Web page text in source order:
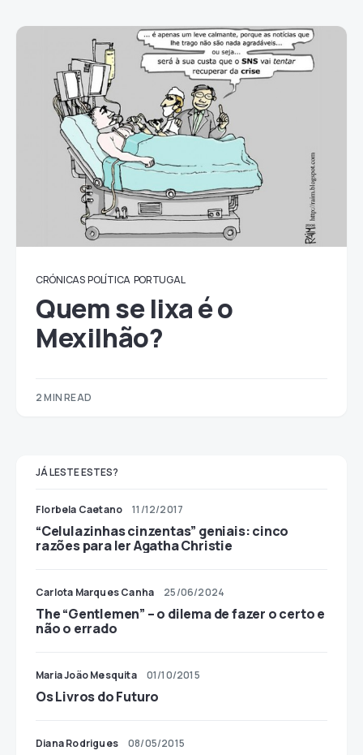
CRÓNICAS POLÍTICA PORTUGAL
Quem se lixa é o
Mexilhão?
2 MIN READ
JÁ LESTE ESTES?
Florbela Caetano 11/12/2017
“Celulazinhas cinzentas” geniais: cinco
razões para ler Agatha Christie
Carlota Marques Canha 25/06/2024
The “Gentlemen” – o dilema de fazer o certo e
não o errado
Maria João Mesquita 01/10/2015
Os Livros do Futuro
Diana Rodrigues 08/05/2015